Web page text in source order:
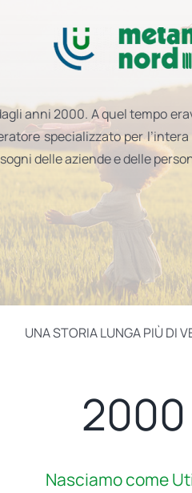
anni 2000. A quel tempo
specializzato per
delle aziende e delle
UNA STORIA LUNGA PIÙ DI
2000
Nasciamo come